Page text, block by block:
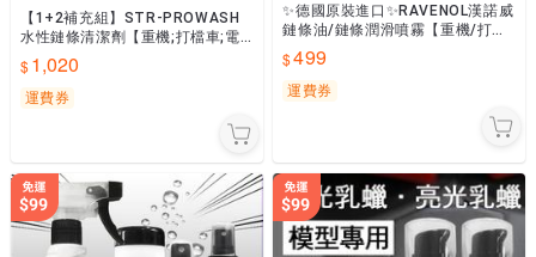
【1+2補充組】STR-PROWASH
水性鏈條清潔劑【重機;打檔車;電
動車】超強溶解力★不傷鍊條油封
~車有一致好評推薦
1,020
運費券
✨德國原裝進口✨RAVENOL漢諾威
鏈條油/鏈條潤滑噴霧【重機/打檔
車/Gogoro電動車/自行車/公路越
野車鍊條油】
499
運費券